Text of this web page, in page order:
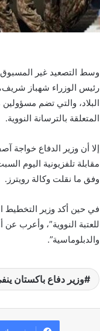
وسط التصعيد غير المسبوق
رئيس الوزراء شهباز شريف،
البلاد، والتي تضم
المتعلقة بالترسانة النووية.
إلا أن وزير الدفاع خواجة
مقابلة تلفزيونية اليوم
وفق ما نقلت وكالة رويترز.
في حين أكد وزير التخطيط
للعتبة النووية”، وأعرب عن
والدبلوماسية”.
وزير دفاع باكستان